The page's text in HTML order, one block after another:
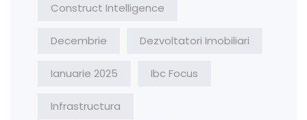
Construct Intelligence
Decembrie Dezvoltatori Imobiliari
Ianuarie 2025 Ibc Focus
Infrastructura